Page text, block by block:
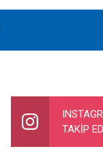
TAKİP